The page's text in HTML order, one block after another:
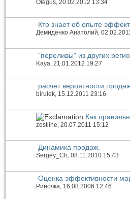
Olegus , 20.02.2012 13:34
Кто знает об опыте
Демиденко Анатолий,
"переливы" из других
Kaya , 21.01.2012 19:27
расчет вероятности
birulek, 15.12.2011 23:16
Как
zestline , 20.07.2011 15:12
Динамика продаж.
Sergey_Ch, 08.11.2010 15:43
Оценка эффективности
Риночка , 16.08.2006 12:46